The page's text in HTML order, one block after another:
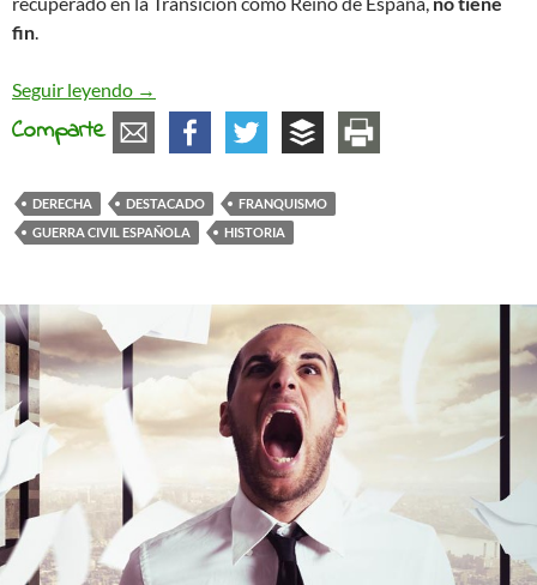
fin
Seguir leyendo Aguirre, la iniquidad sonrojante
→
Comparte
DERECHA DESTACADO
FRANQUISMO
GUERRA CIVIL ESPAÑOLA
HISTORIA